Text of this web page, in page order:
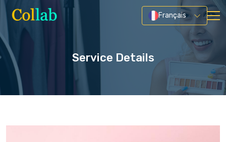
Français
Service Details